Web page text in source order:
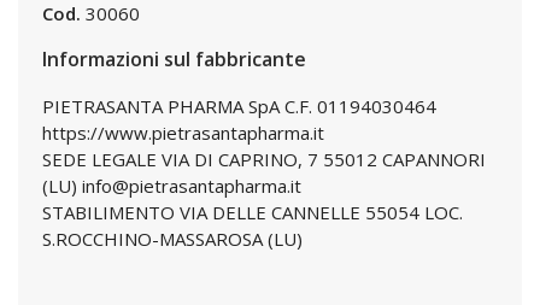
Cod. 30060
Informazioni sul fabbricante
PIETRASANTA PHARMA SpA C.F. 01194030464
https://www.pietrasantapharma.it
SEDE LEGALE VIA DI CAPRINO, 7 55012 CAPANNORI
(LU) info@pietrasantapharma.it
STABILIMENTO VIA DELLE CANNELLE 55054 LOC.
S.ROCCHINO-MASSAROSA (LU)